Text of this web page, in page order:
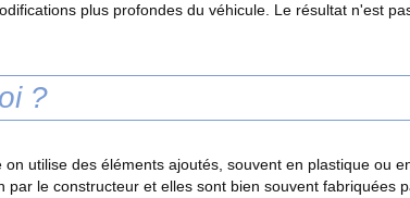
plus profondes du véhicule. Le résultat n'est
?
utilise des éléments ajoutés, souvent en plastique ou
par le constructeur et elles sont bien souvent fabriquées